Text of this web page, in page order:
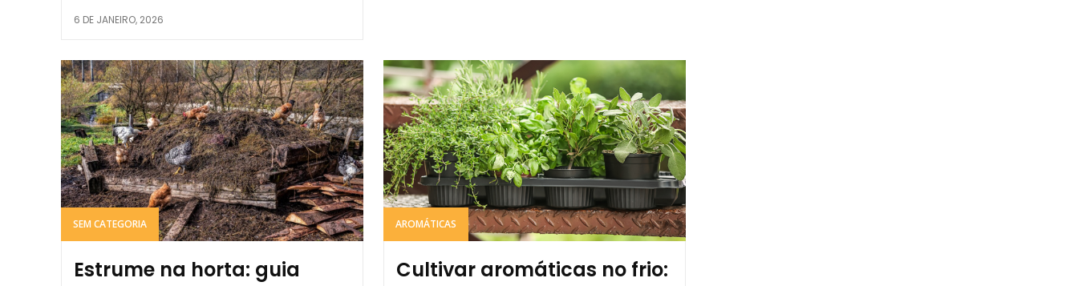
6 DE JANEIRO, 2026
SEM CATEGORIA
Estrume na horta: guia
AROMÁTICAS
Cultivar aromáticas no frio: